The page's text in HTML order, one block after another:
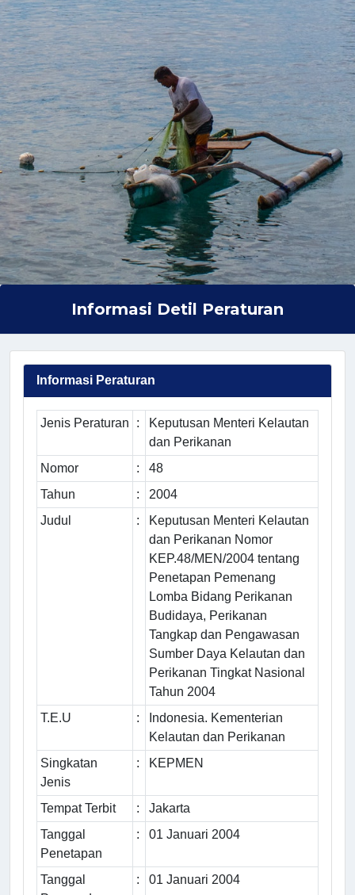
Informasi Detil Peraturan
Informasi Peraturan
Jenis Peraturan :
Keputusan Menteri Kelautan
dan Perikanan
Nomor
:
48
Tahun
:
2004
Judul
:
Keputusan Menteri Kelautan
dan Perikanan Nomor
KEP.48/MEN/2004 tentang
Penetapan Pemenang
Lomba Bidang Perikanan
Budidaya, Perikanan
Tangkap dan Pengawasan
Sumber Daya Kelautan dan
Perikanan Tingkat Nasional
Tahun 2004
T.E.U
:
Indonesia. Kementerian
Kelautan dan Perikanan
Singkatan
Jenis
: KEPMEN
Tempat Terbit :
Jakarta
Tanggal
Penetapan
: 01 Januari 2004
Tanggal
: 01 Januari 2004